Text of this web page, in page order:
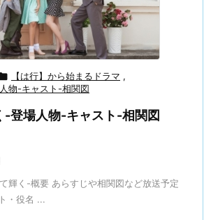
【は行】から始まるドラマ ,
物-キャスト-相関図
-登場人物-キャスト-相関図
輝く-概要 あらすじや相関図など放送予定
・役名 ...